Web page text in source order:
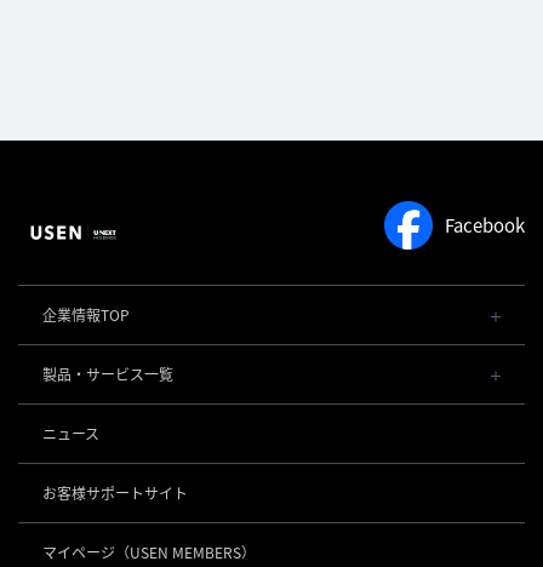
Facebook
企業情報TOP
会社概要・役員一覧
事業内容
社長メッセージ
事業所一覧
店舗DX
製品・サービス一覧
POSレジ 他
USENレジ
USENセルフレジ
USEN ハンディ
キャッシュレス決済
USEN PAY
お役立ち情報
ニュース
お客様サポートサイト
マイページ （USEN MEMBERS）